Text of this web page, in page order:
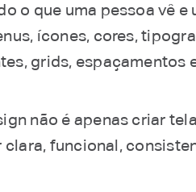
o que uma pessoa vê
ícones, cores,
grids, espaçamentos
não é apenas criar
clara, funcional,